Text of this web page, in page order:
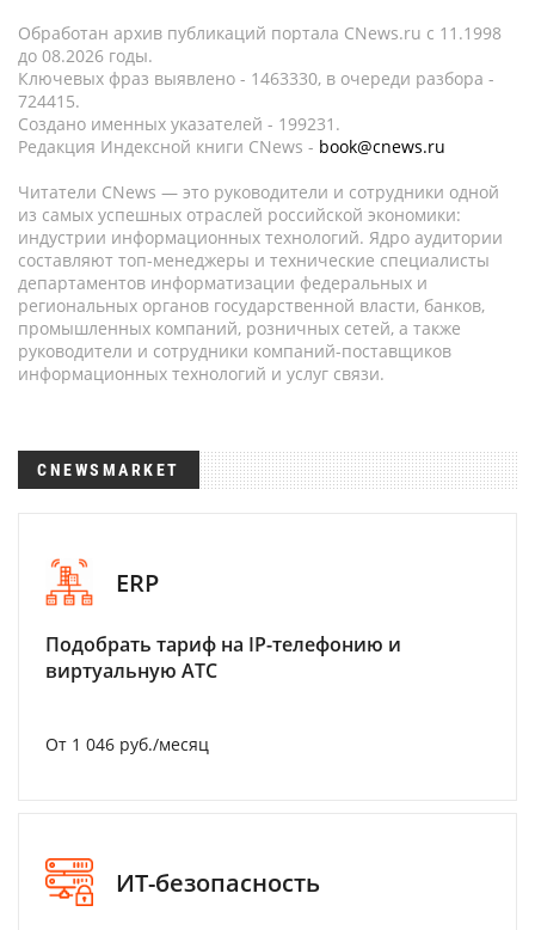
Обработан архив публикаций портала CNews.ru c 11.1998
до 08.2026 годы.
Ключевых фраз выявлено - 1463330, в очереди разбора -
724415.
Создано именных указателей - 199231.
Редакция Индексной книги CNews - book@cnews.ru
Читатели CNews — это руководители и сотрудники одной
из самых успешных отраслей российской экономики:
индустрии информационных технологий. Ядро аудитории
составляют топ-менеджеры и технические специалисты
департаментов информатизации федеральных и
региональных органов государственной власти, банков,
промышленных компаний, розничных сетей, а также
руководители и сотрудники компаний-поставщиков
информационных технологий и услуг связи.
CNEWSMARKET
ERP
Подобрать тариф на IP-телефонию и
виртуальную АТС
От 1 046 руб./месяц
ИТ-безопасность